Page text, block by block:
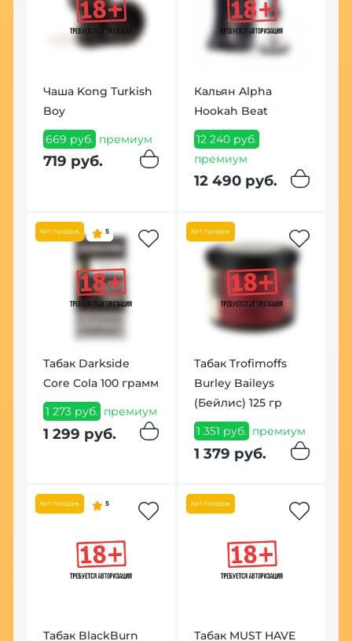
Чаша Kong Turkish
Boy
669 руб. премиум
719 руб.
Кальян Alpha
Hookah Beat
12 240 руб.
премиум
12 490 руб.
Хит продаж 5
Табак Darkside
Core Cola 100 грамм
1 273 руб. премиум
1 299 руб.
Хит продаж
Табак Trofimoffs
Burley Baileys
(Бейлис) 125 гр
1 351 руб. премиум
1 379 руб.
Хит продаж 5
Табак BlackBurn
Хит продаж
Табак MUST HAVE